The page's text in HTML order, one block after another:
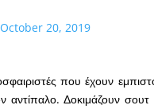
October 20, 2019
που έχουν
αντίπαλο. Δοκιμάζουν